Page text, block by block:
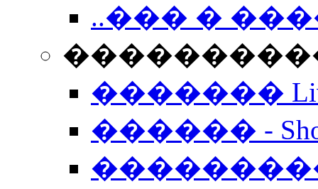
..��� �
����������
�������
������ -